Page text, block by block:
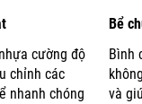
cường độ
chỉnh các
nhanh chóng
Bể
Bình
và